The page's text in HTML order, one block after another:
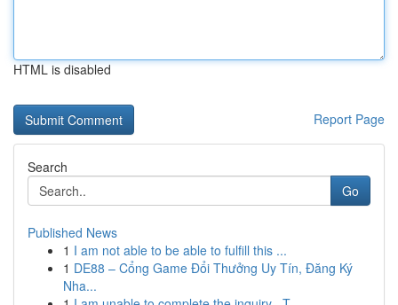
HTML is disabled
Report Page
Search
Go
Published News
1 I am not able to be able to fulfill this ...
1 DE88 – Cổng Game Đổi Thưởng Uy Tín, Đăng Ký
Nha...